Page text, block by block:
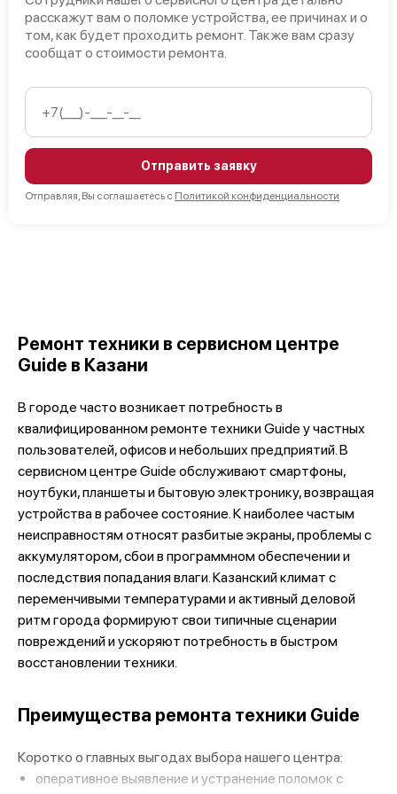
расскажут вам о поломке устройства, ее причинах и о
том, как будет проходить ремонт. Также вам сразу
сообщат о стоимости ремонта.
Отправить заявку
Отправляя, Вы соглашаетесь с Политикой конфиденциальности
Ремонт техники в сервисном центре
Guide в Казани
В городе часто возникает потребность в
квалифицированном ремонте техники Guide у частных
пользователей, офисов и небольших предприятий. В
сервисном центре Guide обслуживают смартфоны,
ноутбуки, планшеты и бытовую электронику, возвращая
устройства в рабочее состояние. К наиболее частым
неисправностям относят разбитые экраны, проблемы с
аккумулятором, сбои в программном обеспечении и
последствия попадания влаги. Казанский климат с
переменчивыми температурами и активный деловой
ритм города формируют свои типичные сценарии
повреждений и ускоряют потребность в быстром
восстановлении техники.
Преимущества ремонта техники Guide
Коротко о главных выгодах выбора нашего центра:
оперативное выявление и устранение поломок с